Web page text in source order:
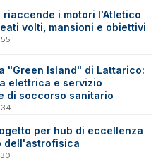
riaccende i motori l'Atletico
volti, mansioni e obiettivi
"Green Island" di Lattarico:
elettrica e servizio
di soccorso sanitario
per hub di eccellenza
dell'astrofisica